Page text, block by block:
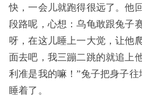
快，一会儿就跑得很远了。他
段路呢，心想：乌龟敢跟兔子
呀，在这儿睡上一大觉，让他
面去吧，我三蹦二跳的就追上
利准是我的嘛！”兔子把身子
睡着了。